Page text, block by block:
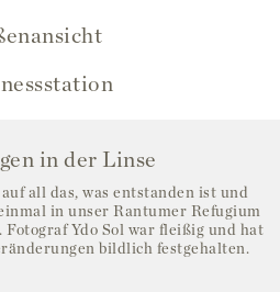
in der Linse
all das, was entstanden ist und
in unser Rantumer Refugium
Ydo Sol war fleißig und hat
bildlich festgehalten.